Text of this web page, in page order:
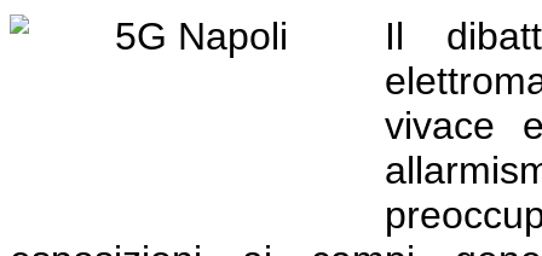
Il
vivace